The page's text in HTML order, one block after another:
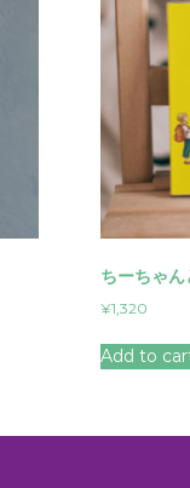
ちーちゃ
¥1,320
Add to